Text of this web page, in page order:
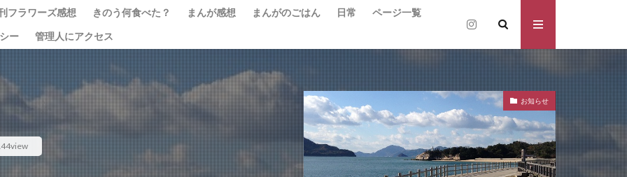
フラワーズ感想 きのう何食べた？ まんが感想 まんがのごはん 日常
ページ一覧
ー
管理人にアクセス
お知らせ